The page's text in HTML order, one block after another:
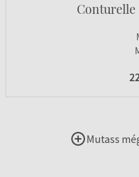
Conturelle
Mutass